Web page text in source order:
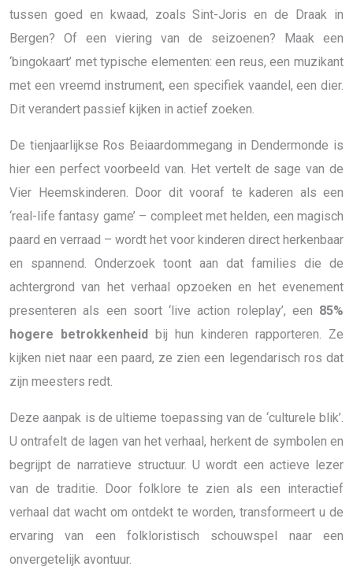
tussen goed en kwaad, zoals Sint-Joris en de Draak in
Bergen? Of een viering van de seizoenen? Maak een
‘bingokaart’ met typische elementen: een reus, een muzikant
met een vreemd instrument, een specifiek vaandel, een dier.
Dit verandert passief kijken in actief zoeken.
De tienjaarlijkse Ros Beiaardommegang in Dendermonde is
hier een perfect voorbeeld van. Het vertelt de sage van de
Vier Heemskinderen. Door dit vooraf te kaderen als een
‘real-life fantasy game’ – compleet met helden, een magisch
paard en verraad – wordt het voor kinderen direct herkenbaar
en spannend. Onderzoek toont aan dat families die de
achtergrond van het verhaal opzoeken en het evenement
presenteren als een soort ‘live action roleplay’, een 85%
hogere betrokkenheid
bij hun kinderen rapporteren. Ze
kijken niet naar een paard, ze zien een legendarisch ros dat
zijn meesters redt.
Deze aanpak is de ultieme toepassing van de ‘culturele blik’.
U ontrafelt de lagen van het verhaal, herkent de symbolen en
begrijpt de narratieve structuur. U wordt een actieve lezer
van de traditie. Door folklore te zien als een interactief
verhaal dat wacht om ontdekt te worden, transformeert u de
ervaring van een folkloristisch schouwspel naar een
onvergetelijk avontuur.